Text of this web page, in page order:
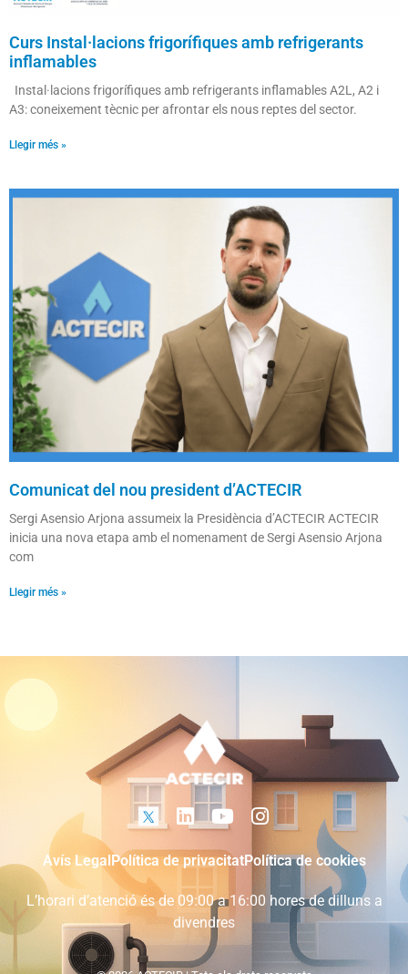
Curs Instal·lacions frigorífiques amb refrigerants
inflamables
Instal·lacions frigorífiques amb refrigerants inflamables A2L, A2 i
A3: coneixement tècnic per afrontar els nous reptes del sector.
Llegir més »
Comunicat del nou president d’ACTECIR
Sergi Asensio Arjona assumeix la Presidència d’ACTECIR ACTECIR
inicia una nova etapa amb el nomenament de Sergi Asensio Arjona
com
Llegir més »
Avís LegalPolítica de privacitatPolítica de cookies
L’horari d’atenció és de 09:00 a 16:00 hores de dilluns a
divendres